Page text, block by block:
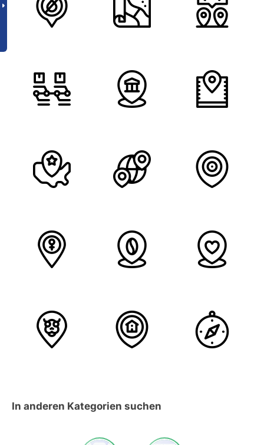
In anderen Kategorien suchen